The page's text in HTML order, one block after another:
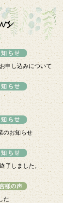
申し込みについて
のお知らせ
了しました。
た